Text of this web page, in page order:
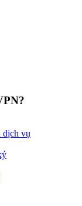
dịch vụ